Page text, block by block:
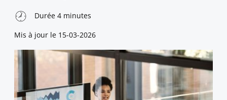
Durée 4 minutes
Mis à jour le 15-03-2026